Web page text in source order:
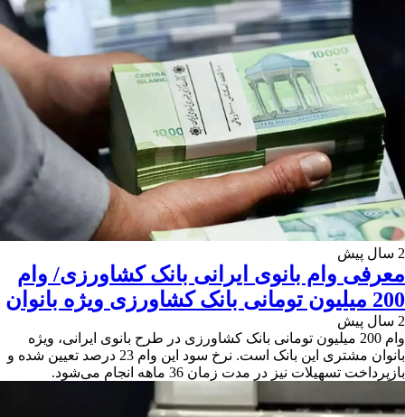
2 سال پیش
معرفی وام بانوی ایرانی بانک کشاورزی/ وام
200 میلیون تومانی بانک کشاورزی ویژه بانوان
2 سال پیش
وام 200 میلیون تومانی بانک کشاورزی در طرح بانوی ایرانی، ویژه
بانوان مشتری این بانک است. نرخ سود این وام 23 درصد تعیین شده و
بازپرداخت تسهیلات نیز در مدت زمان 36 ماهه انجام می‌شود.